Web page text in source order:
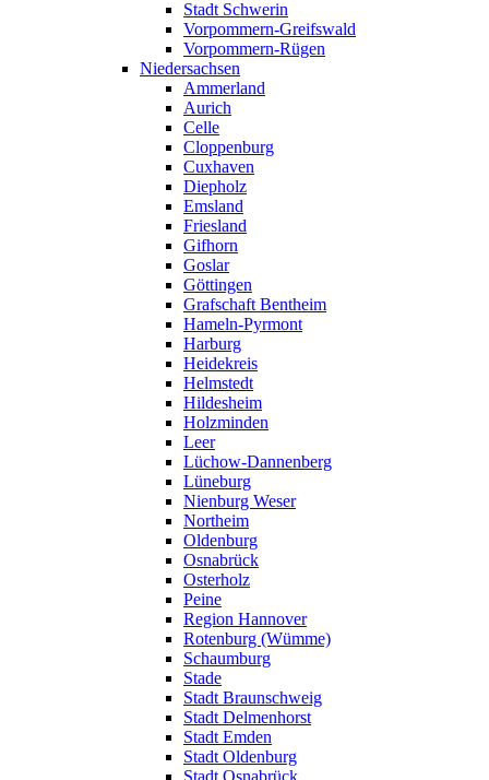
Stadt Schwerin
Vorpommern-Greifswald
Vorpommern-Rügen
Niedersachsen
Ammerland
Aurich
Celle
Cloppenburg
Cuxhaven
Diepholz
Emsland
Friesland
Gifhorn
Goslar
Göttingen
Grafschaft Bentheim
Hameln-Pyrmont
Harburg
Heidekreis
Helmstedt
Hildesheim
Holzminden
Leer
Lüchow-Dannenberg
Lüneburg
Nienburg Weser
Northeim
Oldenburg
Osnabrück
Osterholz
Peine
Region Hannover
Rotenburg (Wümme)
Schaumburg
Stade
Stadt Braunschweig
Stadt Delmenhorst
Stadt Emden
Stadt Oldenburg
Stadt Osnabrück